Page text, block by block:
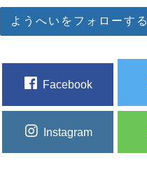
ようへいをフォローする
Facebook
Instagram